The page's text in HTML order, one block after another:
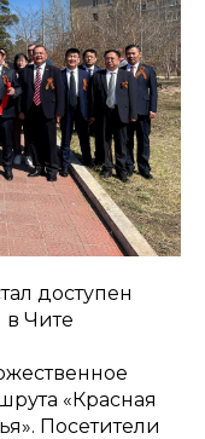
доступен
в Чите
«Красная
Посетители